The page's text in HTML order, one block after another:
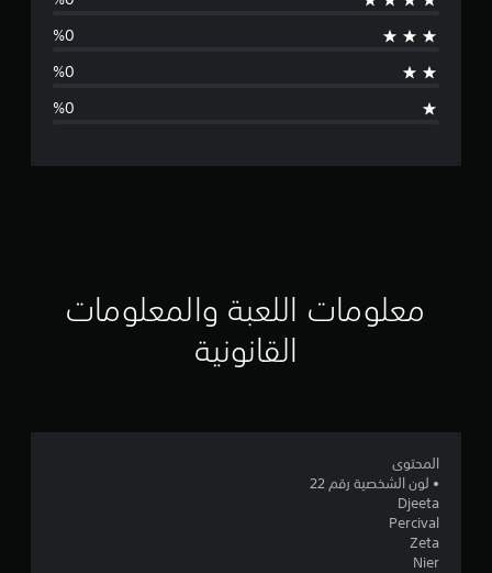
ق
م
معلومات اللعبة والمعلومات
القانونية
المحتوى
• لون الشخصية رقم 22
Djeeta
Percival
Zeta
Nier